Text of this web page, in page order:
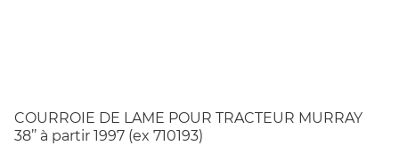
COURROIE DE LAME POUR TRACTEUR MURRAY
38’’ à partir 1997 (ex 710193)